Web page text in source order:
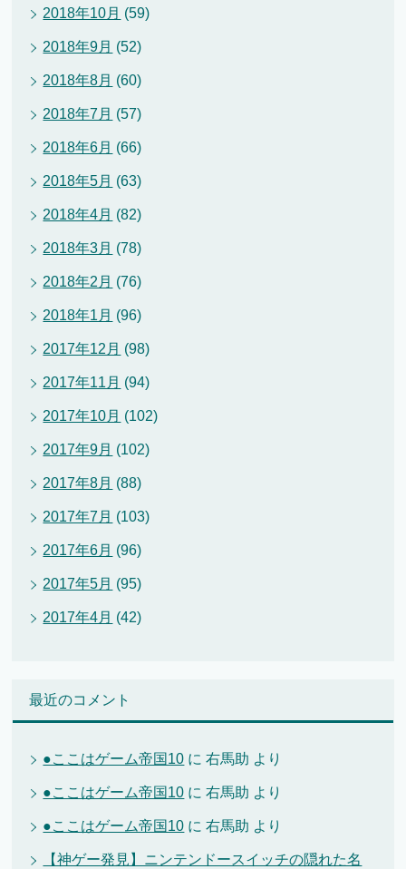
2018年10月 (59)
2018年9月 (52)
2018年8月 (60)
2018年7月 (57)
2018年6月 (66)
2018年5月 (63)
2018年4月 (82)
2018年3月 (78)
2018年2月 (76)
2018年1月 (96)
2017年12月 (98)
2017年11月 (94)
2017年10月 (102)
2017年9月 (102)
2017年8月 (88)
2017年7月 (103)
2017年6月 (96)
2017年5月 (95)
2017年4月 (42)
最近のコメント
●ここはゲーム帝国10 に右馬助 より
●ここはゲーム帝国10 に右馬助 より
●ここはゲーム帝国10 に右馬助 より
【神ゲー発見】ニンテンドースイッチの隠れた名